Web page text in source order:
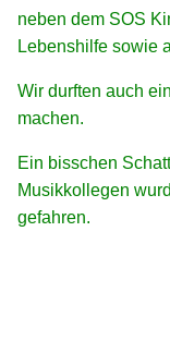
neben dem SOS
Lebenshilfe sowie
Wir durften auch
machen.
Ein bisschen
Musikkollegen
gefahren.